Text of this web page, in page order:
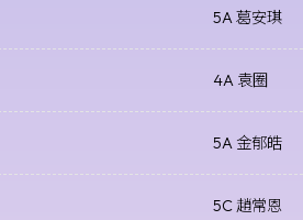
5A 葛安琪
4A 袁圈
5A 金郁皓
5C 趙常恩